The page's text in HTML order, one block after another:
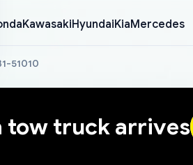
KawasakiHyundaiKiaMercedes
51010
tow truck arrives